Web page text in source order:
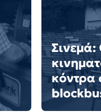
Σινεμά:
κόντρα